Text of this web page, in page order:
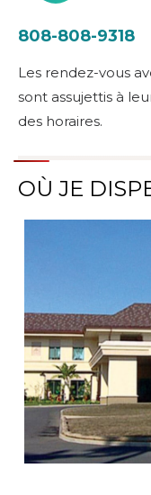
808-808-9318
Les rendez-vous
sont assujettis à
des horaires.
OÙ JE